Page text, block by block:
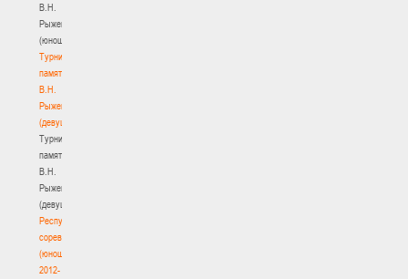
В.Н.
Рыженкова
(юноши)
Турнир
памяти
В.Н.
Рыженкова
(девушки)
Турнир
памяти
В.Н.
Рыженкова
(девушки)
Республиканские
соревнования
(юноши)
2012-